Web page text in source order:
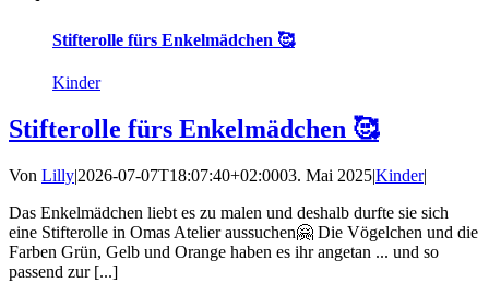
Stifterolle fürs Enkelmädchen 🥰
Kinder
Stifterolle fürs Enkelmädchen 🥰
Von Lilly|2026-07-07T18:07:40+02:0003. Mai 2025|Kinder|
Das Enkelmädchen liebt es zu malen und deshalb durfte sie sich
eine Stifterolle in Omas Atelier aussuchen🤗 Die Vögelchen und die
Farben Grün, Gelb und Orange haben es ihr angetan ... und so
passend zur [...]